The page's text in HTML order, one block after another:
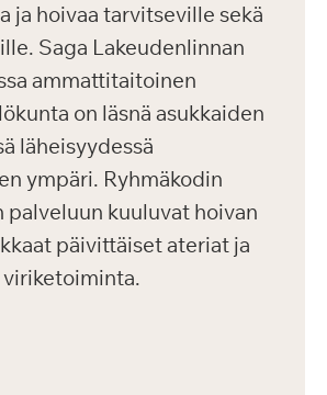
ja hoivaa tarvitseville sekä
Saga Lakeudenlinnan
ammattitaitoinen
on läsnä asukkaiden
läheisyydessä
ympäri. Ryhmäkodin
palveluun kuuluvat hoivan
päivittäiset ateriat ja
viriketoiminta.